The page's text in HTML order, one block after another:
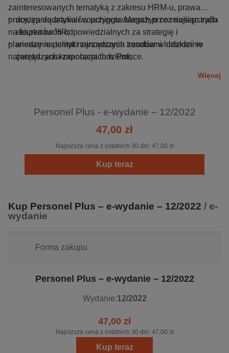
zainteresowanych tematyką z zakresu HRM-u, prawa
pracy, zarządzania i coachingu. Magazyn co miesiąc trafia
na biurka osób odpowiedzialnych za strategię i
planowanie polityki zarządzania zasobami ludzkimi w
największych korporacjach w Polsce.
dostęp do artykułów przygotowanych przez najlepszych
ekspertów HR;
wiedzę na temat najnowszych trendów w dziedzinie
zarządzania zasobami ludzkimi;
receptę na konkretne wyzwania, z jakimi aktualnie
stykają się praktycy w branży HR;
wiedzę na temat zmian w prawie pracy oraz
zastosowania jej w praktyce, a także odpowiedzi na
pytania dotyczące stosowania przepisów prawa pracy i
Więcej
Personel Plus - e-wydanie – 12/2022
47,00 zł
Najniższa cena z ostatnich 30 dni: 47,00 zł
Kup teraz
Kup Personel Plus – e-wydanie – 12/2022 / e-
wydanie
Forma zakupu
Personel Plus – e-wydanie – 12/2022
Wydanie:12/2022
47,00 zł
Najniższa cena z ostatnich 30 dni: 47,00 zł
Kup teraz